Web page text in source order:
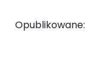
Opublikowane: